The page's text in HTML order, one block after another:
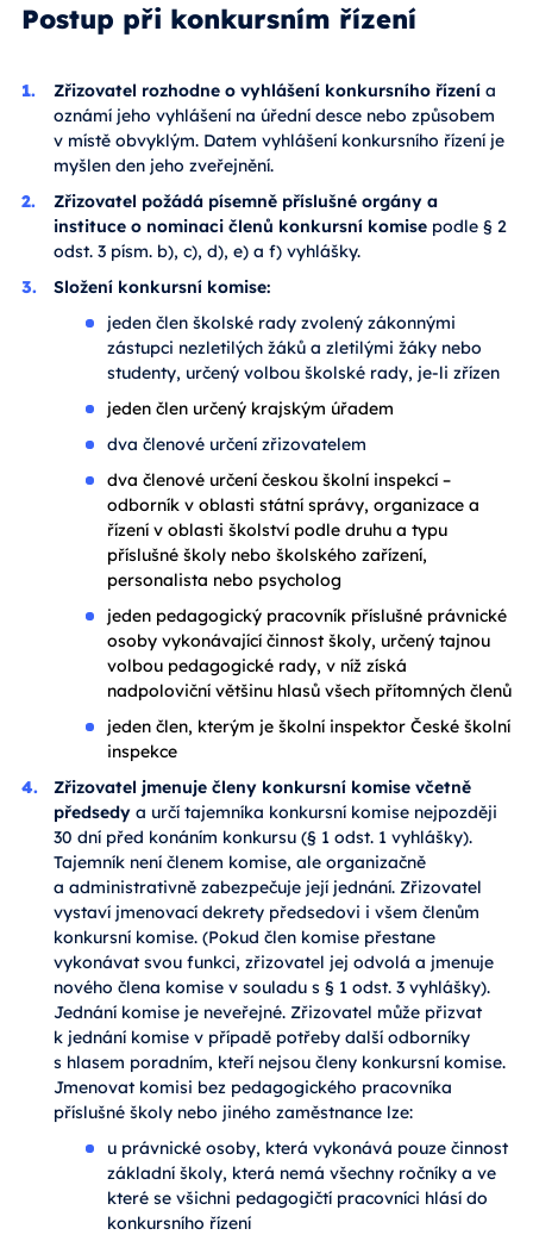
Postup při konkursním řízení
Zřizovatel rozhodne o vyhlášení konkursního řízení a
oznámí jeho vyhlášení na úřední desce nebo způsobem
v místě obvyklým. Datem vyhlášení konkursního řízení je
myšlen den jeho zveřejnění.
Zřizovatel požádá písemně příslušné orgány a
instituce o nominaci členů konkursní komise podle § 2
odst. 3 písm. b), c), d), e) a f) vyhlášky.
Složení konkursní komise:
jeden člen školské rady zvolený zákonnými
zástupci nezletilých žáků a zletilými žáky nebo
studenty, určený volbou školské rady, je-li zřízen
jeden člen určený krajským úřadem
dva členové určení zřizovatelem
dva členové určení českou školní inspekcí –
odborník v oblasti státní správy, organizace a
řízení v oblasti školství podle druhu a typu
příslušné školy nebo školského zařízení,
personalista nebo psycholog
jeden pedagogický pracovník příslušné právnické
osoby vykonávající činnost školy, určený tajnou
volbou pedagogické rady, v níž získá
nadpoloviční většinu hlasů všech přítomných členů
jeden člen, kterým je školní inspektor České školní
inspekce
Zřizovatel jmenuje členy konkursní komise včetně
předsedy a určí tajemníka konkursní komise nejpozději
30 dní před konáním konkursu (§ 1 odst. 1 vyhlášky).
Tajemník není členem komise, ale organizačně
a administrativně zabezpečuje její jednání. Zřizovatel
vystaví jmenovací dekrety předsedovi i všem členům
konkursní komise. (Pokud člen komise přestane
vykonávat svou funkci, zřizovatel jej odvolá a jmenuje
nového člena komise v souladu s § 1 odst. 3 vyhlášky).
Jednání komise je neveřejné. Zřizovatel může přizvat
k jednání komise v případě potřeby další odborníky
s hlasem poradním, kteří nejsou členy konkursní komise.
Jmenovat komisi bez pedagogického pracovníka
příslušné školy nebo jiného zaměstnance lze:
u právnické osoby, která vykonává pouze činnost
základní školy, která nemá všechny ročníky a ve
které se všichni pedagogičtí pracovníci hlásí do
konkursního řízení